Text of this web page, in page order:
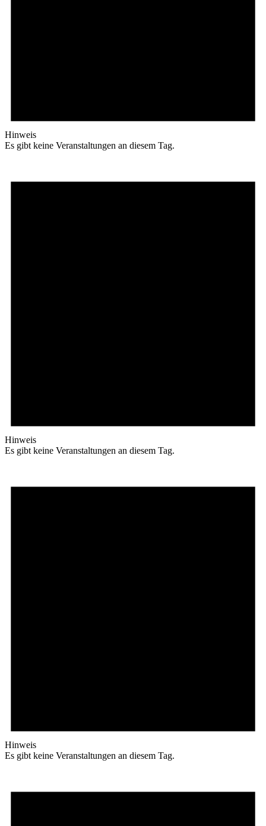
Hinweis
Es gibt keine Veranstaltungen an diesem Tag.
Hinweis
Es gibt keine Veranstaltungen an diesem Tag.
Hinweis
Es gibt keine Veranstaltungen an diesem Tag.